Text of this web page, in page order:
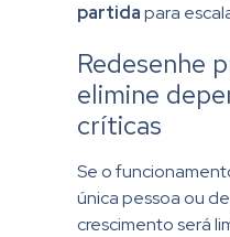
partidapara
Redesenhe
elimine
críticas
Se o
única pessoa ou
crescimento será